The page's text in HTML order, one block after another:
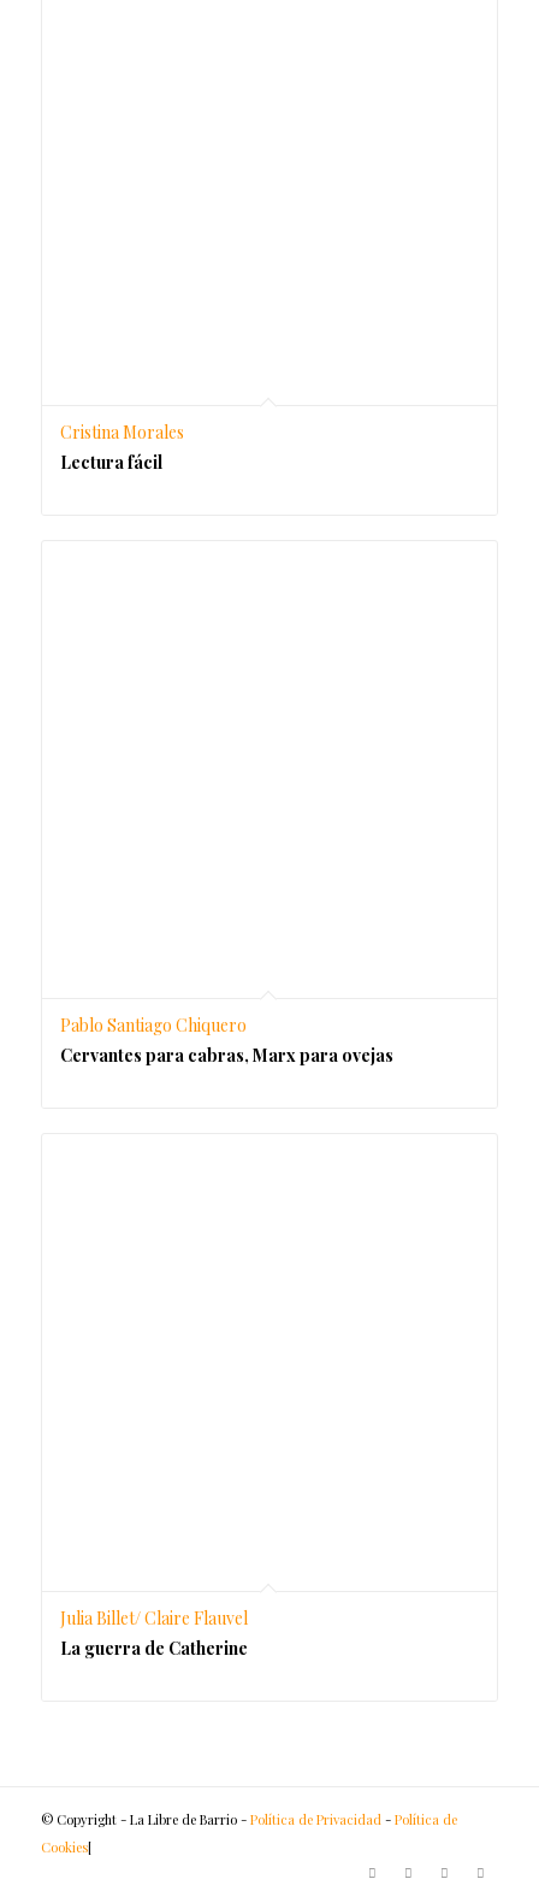
Cristina Morales
Lectura fácil
Pablo Santiago Chiquero
Cervantes para cabras, Marx para ovejas
Julia Billet/ Claire Flauvel
La guerra de Catherine
© Copyright - La Libre de Barrio - Política de Privacidad - Política de
Cookies[